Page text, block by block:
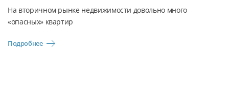
На вторичном рынке недвижимости довольно много
«опасных» квартир
Подробнее